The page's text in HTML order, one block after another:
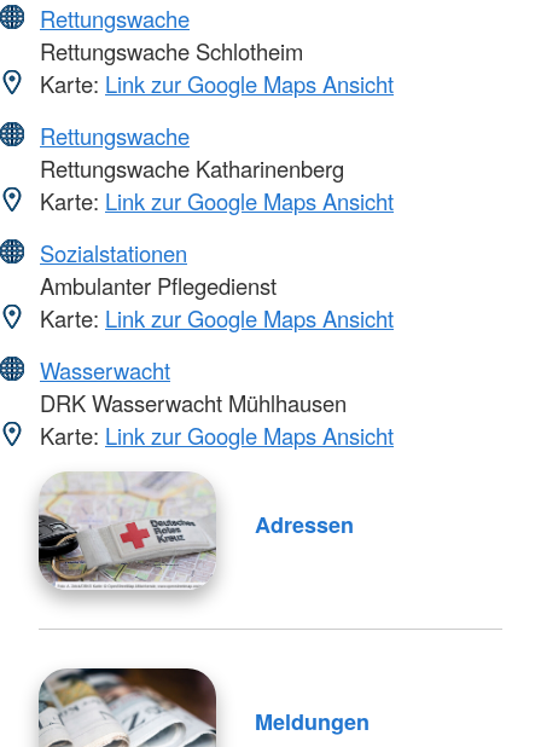
Rettungswache
Rettungswache Schlotheim
Karte: Link zur Google Maps Ansicht
Rettungswache
Rettungswache Katharinenberg
Karte: Link zur Google Maps Ansicht
Sozialstationen
Ambulanter Pflegedienst
Karte: Link zur Google Maps Ansicht
Wasserwacht
DRK Wasserwacht Mühlhausen
Karte: Link zur Google Maps Ansicht
Adressen
Meldungen